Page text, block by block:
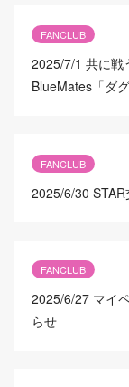
FANCLUB
2025/7/1 共に戦
BlueMates「ダ
FANCLUB
2025/6/30
FANCLUB
2025/6/27 マイ
らせ